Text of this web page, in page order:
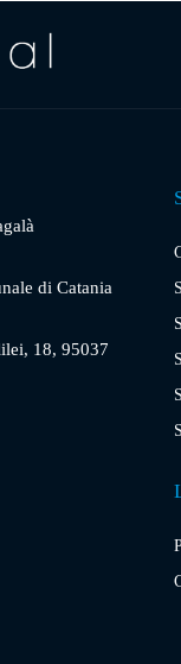
di Catania
18, 95037